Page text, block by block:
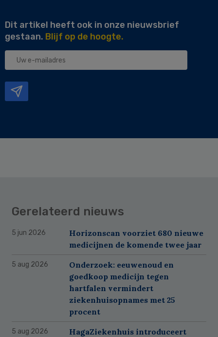
Dit artikel heeft ook in onze nieuwsbrief
gestaan. Blijf op de hoogte.
Uw
Gerelateerd nieuws
5 jun 2026
Horizonscan voorziet 680 nieuwe
medicijnen de komende twee jaar
5 aug 2026
Onderzoek: eeuwenoud en
goedkoop medicijn tegen
hartfalen vermindert
ziekenhuisopnames met 25
procent
5 aug 2026
HagaZiekenhuis introduceert